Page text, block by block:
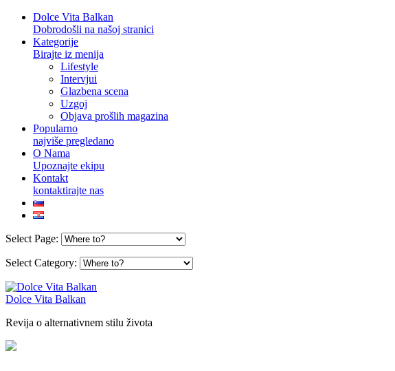
Dolce Vita Balkan
Dobrodošli na našoj stranici
Kategorije
Birajte iz menija
Lifestyle
Intervjui
Glazbena scena
Uzgoj
Objava prošlih magazina
Popularno
najviše pregledano
O Nama
Upoznajte ekipu
Kontakt
kontaktirajte nas
Select Page:
Select Category:
Dolce Vita Balkan
Revija o alternativnem stilu života